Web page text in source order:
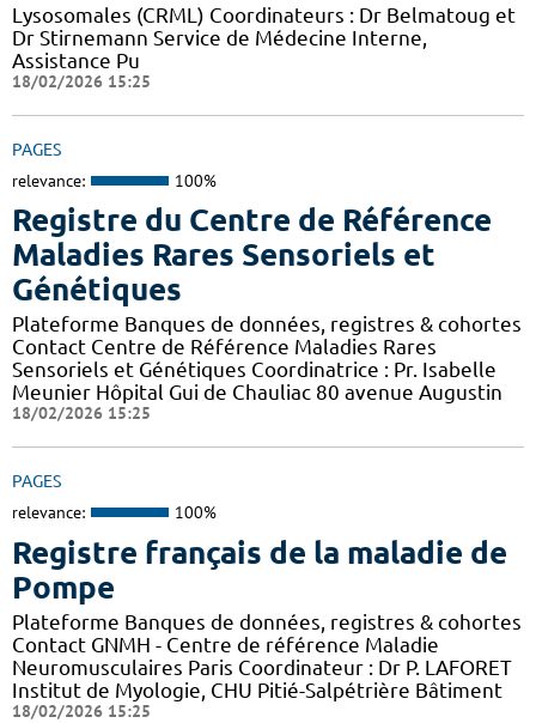
Lysosomales (CRML) Coordinateurs : Dr Belmatoug et
Dr Stirnemann Service de Médecine Interne,
Assistance Pu
18/02/2026 15:25
PAGES
relevance: 100%
Registre du Centre de Référence
Maladies Rares Sensoriels et
Génétiques
Plateforme Banques de données, registres & cohortes
Contact Centre de Référence Maladies Rares
Sensoriels et Génétiques Coordinatrice : Pr. Isabelle
Meunier Hôpital Gui de Chauliac 80 avenue Augustin
18/02/2026 15:25
PAGES
relevance: 100%
Registre français de la maladie de
Pompe
Plateforme Banques de données, registres & cohortes
Contact GNMH - Centre de référence Maladie
Neuromusculaires Paris Coordinateur : Dr P. LAFORET
Institut de Myologie, CHU Pitié-Salpétrière Bâtiment
18/02/2026 15:25